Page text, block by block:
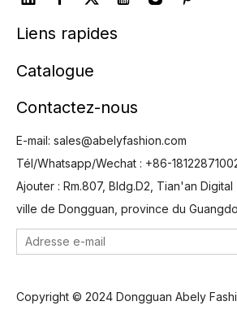
Liens rapides
Catalogue
Contactez-nous
E-mail: sales@abelyfashion.com
Tél/Whatsapp/Wechat : +86-
Ajouter : Rm.807, Bldg.D2, Tian'an Digital
ville de Dongguan, province du
Copyright © 2024 Dongguan Abely